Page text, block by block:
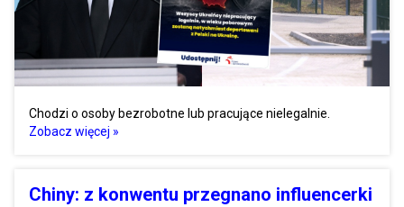
Chodzi o osoby bezrobotne lub pracujące nielegalnie.
Zobacz więcej »
Chiny: z konwentu przegnano influencerki